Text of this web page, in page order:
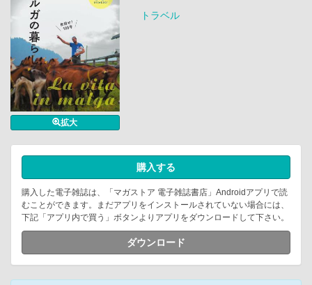
拡大
トラベル
購入する
購入した電子雑誌は、「マガストア 電子雑誌書店」Androidアプリで読
むことができます。まだアプリをインストールされていない場合には、
下記「アプリ内で買う」ボタンよりアプリをダウンロードして下さい。
ダウンロード